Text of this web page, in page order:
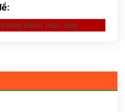
danh mục này.